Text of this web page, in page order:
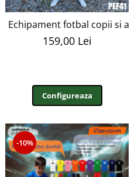
Echipament fotbal copii si
159,00 Lei
Configureaza
-10%